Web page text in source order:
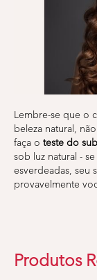
Lembre-se que o
beleza natural,
faça o teste do
sob luz natural -
esverdeadas, seu
provavelmente
Produtos